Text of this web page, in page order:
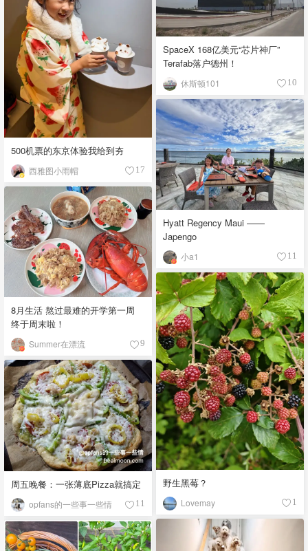
500机票的东京体验我给到夯
西雅图小雨帽 17
SpaceX 168亿美元“芯片神厂”
Terafab落户德州！
休斯顿101 10
Hyatt Regency Maui ——
Japengo
小a1 11
8月生活 熬过最难的开学第一周
终于周末啦！
Summer在漂流 9
野生黑莓？
Lovemay 1
周五晚餐：一张薄底Pizza就搞定
opfans的一些事一些情 11